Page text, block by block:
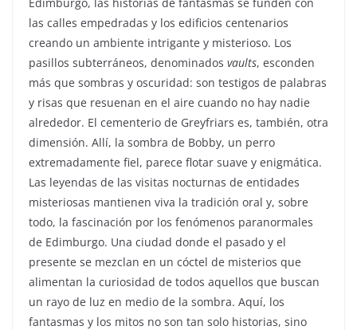
las calles empedradas y los edificios centenarios
creando un ambiente intrigante y misterioso. Los
pasillos subterráneos, denominados vaults, esconden
más que sombras y oscuridad: son testigos de palabras
y risas que resuenan en el aire cuando no hay nadie
alrededor. El cementerio de Greyfriars es, también, otra
dimensión. Allí, la sombra de Bobby, un perro
extremadamente fiel, parece flotar suave y enigmática.
Las leyendas de las visitas nocturnas de entidades
misteriosas mantienen viva la tradición oral y, sobre
todo, la fascinación por los fenómenos paranormales
de Edimburgo. Una ciudad donde el pasado y el
presente se mezclan en un cóctel de misterios que
alimentan la curiosidad de todos aquellos que buscan
un rayo de luz en medio de la sombra. Aquí, los
fantasmas y los mitos no son tan solo historias, sino